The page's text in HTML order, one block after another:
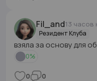
Fil_and13 часов
Резидент Клуба
взяла за основу для
0%
0 0